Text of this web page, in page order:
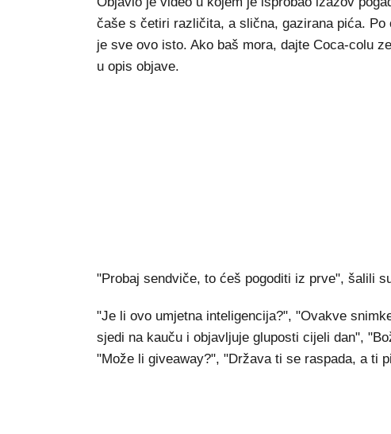
čaše s četiri različita, a slična, gazirana pića.
je sve ovo isto. Ako baš mora, dajte Coca-colu
u opis objave.
"Probaj sendviče, to ćeš pogoditi iz prve", šalili
"Je li ovo umjetna inteligencija?", "Ovakve
sjedi na kauču i objavljuje gluposti cijeli dan",
"Može li giveaway?", "Država ti se raspada, a ti